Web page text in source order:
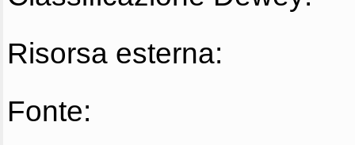
Risorsa esterna:
Fonte: